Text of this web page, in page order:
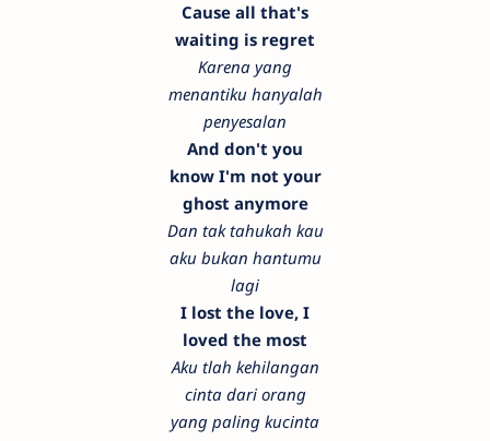
Cause all that's
waiting is regret
Karena yang
menantiku hanyalah
penyesalan
And don't you
know I'm not your
ghost anymore
Dan tak tahukah kau
aku bukan hantumu
lagi
I lost the love, I
loved the most
Aku tlah kehilangan
cinta dari orang
yang paling kucinta